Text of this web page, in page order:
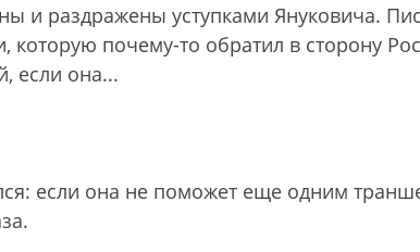
и раздражены уступками Януковича.
которую почему-то обратил в сторону
если она...
если она не поможет еще одним